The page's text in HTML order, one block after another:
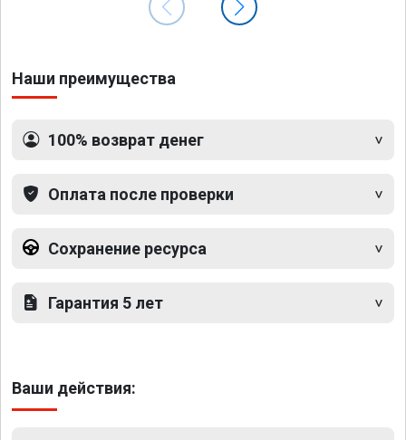
Наши преимущества
100% возврат денег
Оплата после проверки
Сохранение ресурса
Гарантия 5 лет
Ваши действия: